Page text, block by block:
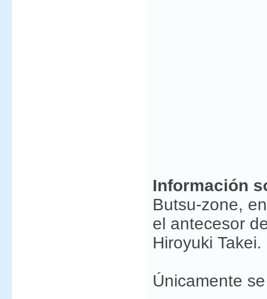
Información
Butsu-zone,
el antecesor
Hiroyuki Takei.
Únicamente